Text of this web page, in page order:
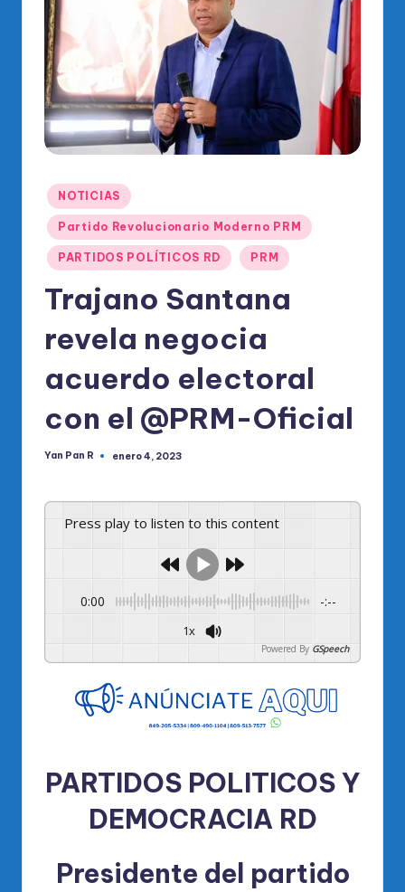
di
o
O
fi
al
el
P
R
Publicado
en
NOTICIAS
Partido Revolucionario Moderno PRM
PARTIDOS POLÍTICOS RD PRM
Trajano Santana
revela negocia
acuerdo electoral
con el @PRM-Oficial
Publicado
Yan Pan R enero 4, 2023
Press play to listen to this content
0:00 -:--
1x
Powered By GSpeech
PARTIDOS POLITICOS Y
DEMOCRACIA RD
Presidente del partido